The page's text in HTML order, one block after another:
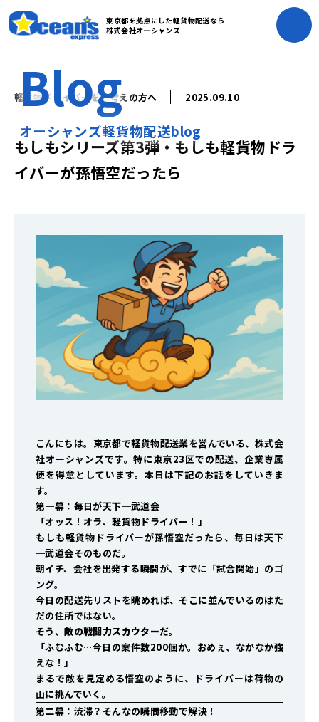
東京都を拠点にした軽貨物配送なら
株式会社オーシャンズ
Blog
オーシャンズ軽貨物配送blog
軽貨物ドライバーをお考えの方へ 2025.09.10
もしもシリーズ第3弾・もしも軽貨物ドラ
イバーが孫悟空だったら
こんにちは。東京都で軽貨物配送業を営んでいる、株式会
社オーシャンズです。特に東京23区での配送、企業専属
便を得意としています。本日は下記のお話をしていきま
す。
第一幕：毎日が天下一武道会
「オッス！オラ、軽貨物ドライバー！」
もしも軽貨物ドライバーが孫悟空だったら、毎日は天下
一武道会そのものだ。
朝イチ、会社を出発する瞬間が、すでに「試合開始」のゴ
ング。
今日の配送先リストを眺めれば、そこに並んでいるのはた
だの住所ではない。
そう、敵の戦闘力スカウターだ。
「ふむふむ…今日の案件数200個か。おめぇ、なかなか強
えな！」
まるで敵を見定める悟空のように、ドライバーは荷物の
山に挑んでいく。
第二幕：渋滞？そんなの瞬間移動で解決！